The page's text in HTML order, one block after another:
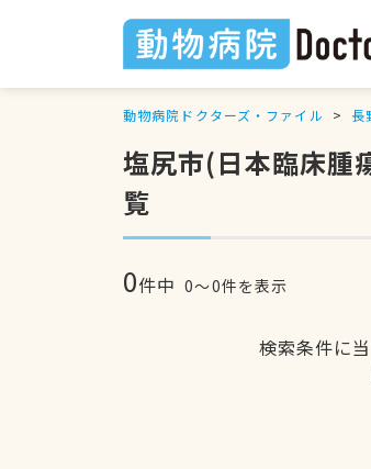
動物病院ドクターズ・ファイル 長
塩尻市(日本臨床腫
覧
0件中 0〜0件を表示
検索条件に